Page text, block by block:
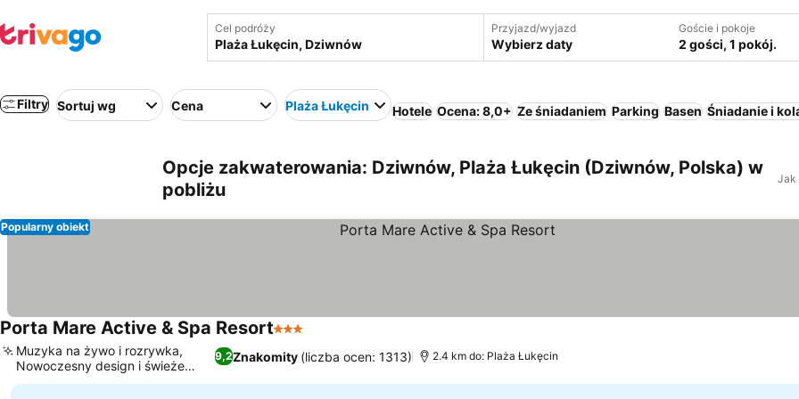
Cel podróży Przyjazd/wyjazd
Wybierz daty
Goście i pokoje
2 gości, 1 pokój.
Filtry Sortuj wg Cena Plaża Łukęcin Hotele Ocena: 8,0+ Ze śniadaniem Parking Basen Śniadanie i
Opcje zakwaterowania: Dziwnów, Plaża Łukęcin (Dziwnów, Polska) w
pobliżu
Jak
Popularny obiekt
Porta Mare Active & Spa Resort3 Kategoria
9,2Znakomity (liczba ocen: 1313)
Muzyka na żywo i rozrywka,
Nowoczesny design i świeże
wnętrza
2.4 km do: Plaża Łukęcin